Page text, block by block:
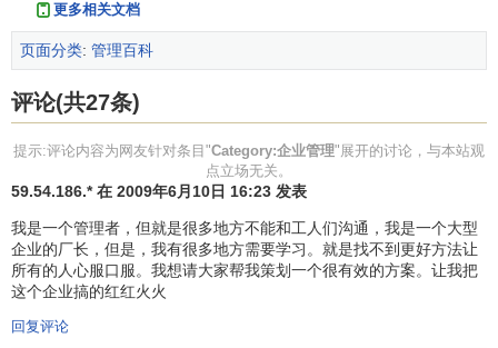
更多相关文档
页面分类: 管理百科
评论(共27条)
提示:评论内容为网友针对条目"Category:企业管理"展开的讨论，与本站观
点立场无关。
59.54.186.* 在 2009年6月10日 16:23 发表
我是一个管理者，但就是很多地方不能和工人们沟通，我是一个大型
企业的厂长，但是，我有很多地方需要学习。就是找不到更好方法让
所有的人心服口服。我想请大家帮我策划一个很有效的方案。让我把
这个企业搞的红红火火
回复评论